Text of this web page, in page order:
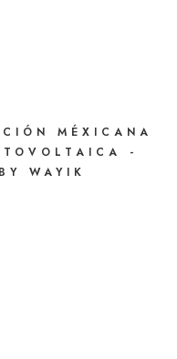
MÉXICANA
-
WAYIK